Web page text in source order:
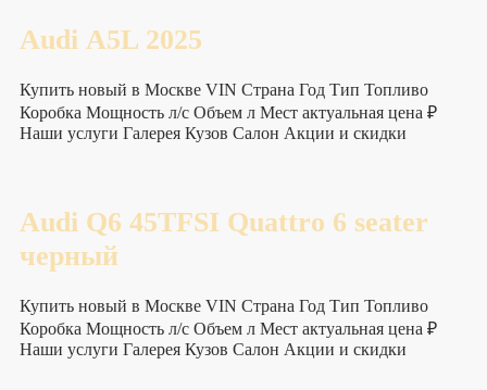
Audi A5L 2025
Купить новый в Москве VIN Страна Год Тип Топливо
Коробка Мощность л/с Объем л Мест актуальная цена ₽
Наши услуги Галерея Кузов Салон Акции и скидки
Audi Q6 45TFSI Quattro 6 seater
черный
Купить новый в Москве VIN Страна Год Тип Топливо
Коробка Мощность л/с Объем л Мест актуальная цена ₽
Наши услуги Галерея Кузов Салон Акции и скидки